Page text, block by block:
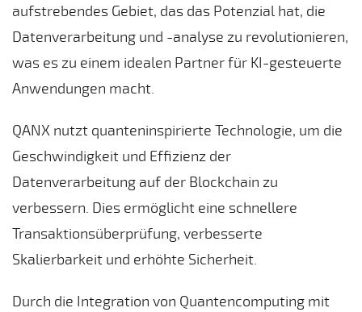
aufstrebendes Gebiet, das das Potenzial hat, die
Datenverarbeitung und -analyse zu revolutionieren,
was es zu einem idealen Partner für KI-gesteuerte
Anwendungen macht.
QANX nutzt quanteninspirierte Technologie, um die
Geschwindigkeit und Effizienz der
Datenverarbeitung auf der Blockchain zu
verbessern. Dies ermöglicht eine schnellere
Transaktionsüberprüfung, verbesserte
Skalierbarkeit und erhöhte Sicherheit.
Durch die Integration von Quantencomputing mit